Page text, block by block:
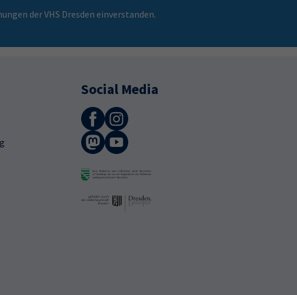
der VHS Dresden einverstanden.
Social Media